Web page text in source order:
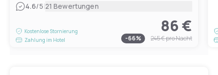
4.6/5|21 Bewertungen
Kostenlose Stornierung
Zahlung im Hotel
86 €
-66% 245 €pro Nacht